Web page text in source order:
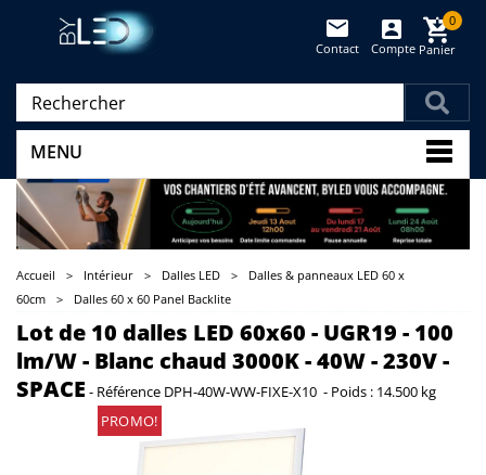
Panier
0
Compte
Contact
MENU
Accueil > Intérieur > Dalles LED >
Dalles & panneaux LED 60 x
60cm
> Dalles 60 x 60 Panel Backlite
Lot de 10 dalles LED 60x60 - UGR19 - 100
lm/W - Blanc chaud 3000K - 40W - 230V -
SPACE - Référence DPH-40W-WW-FIXE-X10 - Poids : 14.500 kg
PROMO!